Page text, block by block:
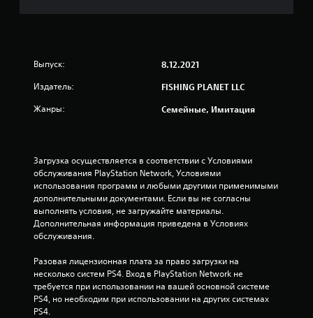
Выпуск: 8.12.2021
Издатель: FISHING PLANET LLC
Жанры: Семейные, Имитация
Загрузка осуществляется в соответствии с Условиями
обслуживания PlayStation Network, Условиями
использования программ и любыми другими применимыми
дополнительными документами. Если вы не согласны
выполнять условия, не загружайте материалы.
Дополнительная информация приведена в Условиях
обслуживания.
Разовая лицензионная плата за право загрузки на
несколько систем PS4. Вход в PlayStation Network не
требуется при использовании на вашей основной системе
PS4, но необходим при использовании на других системах
PS4.